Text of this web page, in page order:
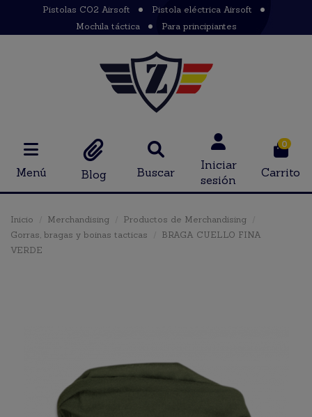
Pistolas CO2 Airsoft
Pistola eléctrica Airsoft
Mochila táctica
Para principiantes
Menú Blog Buscar
Iniciar
sesión
0
Carrito
Inicio Merchandising
Productos de Merchandising
Gorras, bragas y boinas tacticas
BRAGA CUELLO FINA
VERDE